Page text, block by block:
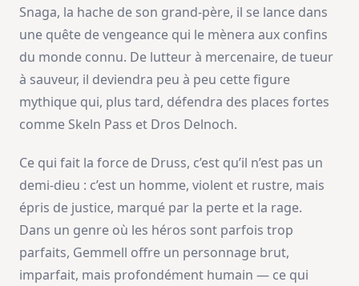
Snaga, la hache de son grand-père, il se lance dans
une quête de vengeance qui le mènera aux confins
du monde connu. De lutteur à mercenaire, de tueur
à sauveur, il deviendra peu à peu cette figure
mythique qui, plus tard, défendra des places fortes
comme Skeln Pass et Dros Delnoch.
Ce qui fait la force de Druss, c’est qu’il n’est pas un
demi-dieu : c’est un homme, violent et rustre, mais
épris de justice, marqué par la perte et la rage.
Dans un genre où les héros sont parfois trop
parfaits, Gemmell offre un personnage brut,
imparfait, mais profondément humain — ce qui